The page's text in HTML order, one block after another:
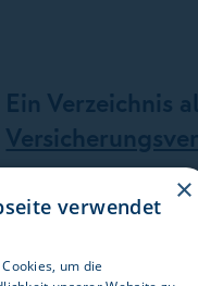
Ein Verzeichnis
Zum ×
verwendet
um die